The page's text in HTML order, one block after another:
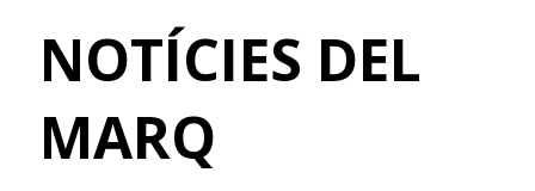
NOTÍCIES DEL
MARQ